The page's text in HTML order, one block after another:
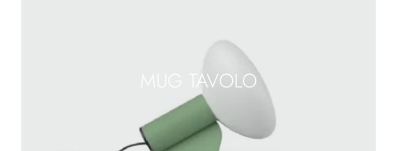
MUG TAVOLO